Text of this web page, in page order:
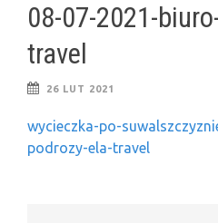
08-07-2021-
travel
26 LUT 2021
wycieczka-po-
podrozy-ela-travel